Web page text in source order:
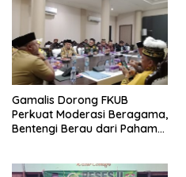
Gamalis Dorong FKUB
Perkuat Moderasi Beragama,
Bentengi Berau dari Paham